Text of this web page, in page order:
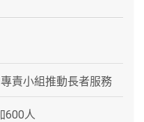
責小組推動長者服務
600人